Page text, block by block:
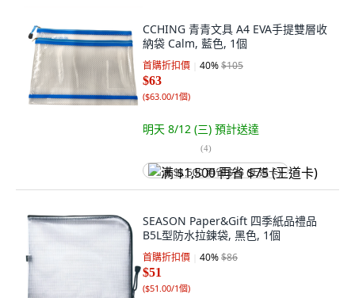
CCHING 青青文具 A4 EVA手提雙層收
納袋 Calm, 藍色, 1個
首購折扣價 40%$105
$63
($63.00/1個)
明天 8/12 (三) 預計送達
(4)
满 $1,500 再省 $75 (王道卡)
SEASON Paper&Gift 四季紙品禮品
B5L型防水拉鍊袋, 黑色, 1個
首購折扣價 40%$86
$51
($51.00/1個)